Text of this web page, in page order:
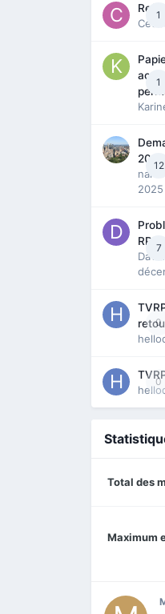
1
1
12
2026
2025
7
RP
0
0
Total des
Maximum